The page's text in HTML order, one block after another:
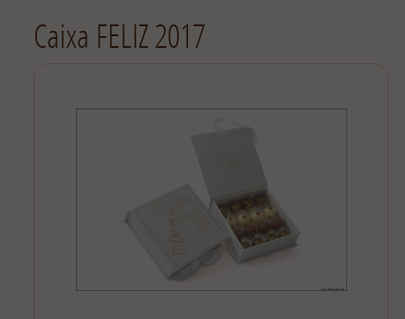
Site Institucional
Minha Conta
Caixa FELIZ 2017